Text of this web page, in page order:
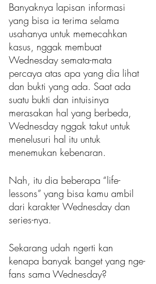
Banyaknya lapisan informasi
yang bisa ia terima selama
usahanya untuk memecahkan
kasus, nggak membuat
Wednesday semata-mata
percaya atas apa yang dia lihat
dan bukti yang ada. Saat ada
suatu bukti dan intuisinya
merasakan hal yang berbeda,
Wednesday nggak takut untuk
menelusuri hal itu untuk
menemukan kebenaran.
Nah, itu dia beberapa “life-
lessons” yang bisa kamu ambil
dari karakter Wednesday dan
series-nya.
Sekarang udah ngerti kan
kenapa banyak banget yang nge-
fans sama Wednesday?